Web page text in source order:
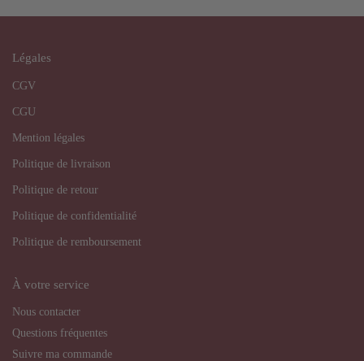
Légales
CGV
CGU
Mention légales
Politique de livraison
Politique de retour
Politique de confidentialité
Politique de remboursement
À votre service
Nous contacter
Questions fréquentes
Suivre ma commande